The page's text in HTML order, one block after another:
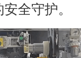
全守护。